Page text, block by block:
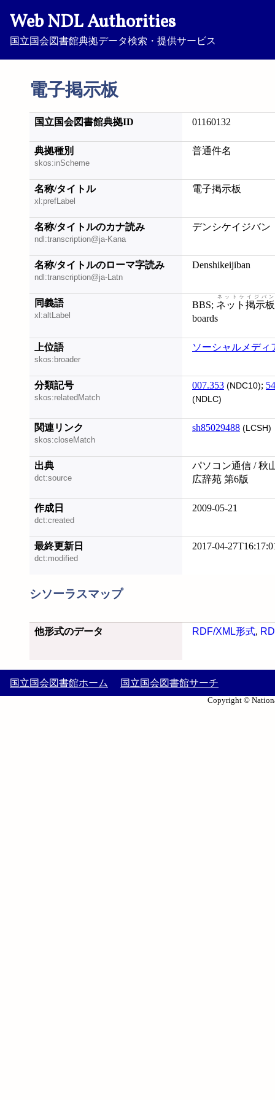
Web NDL Authorities
国立国会図書館典拠データ検索・提供サービス
電子掲示板
国立国会図書館典拠ID 01160132
典拠種別
skos:inScheme
普通件名
名称/タイトル
xl:prefLabel
電子掲示板
名称/タイトルのカナ読み
ndl:transcription@ja-Kana
デンシケイジバン
名称/タイトルのローマ字読み
ndl:transcription@ja-Latn
Denshikeijiban
同義語
xl:altLabel
BBS; ネット掲示板
ネットケイジバン
boards
上位語
skos:broader
ソーシャルメディ
分類記号
skos:relatedMatch
007.353 (NDC10);
(NDLC)
関連リンク
skos:closeMatch
sh85029488 (LCSH)
出典
dct:source
パソコン通信 / 秋
広辞苑 第6版
作成日
dct:created
2009-05-21
最終更新日
dct:modified
2017-04-
シソーラスマップ
他形式のデータ RDF/XML形式,
国立国会図書館ホーム 国立国会図書館サーチ
Copyright ©